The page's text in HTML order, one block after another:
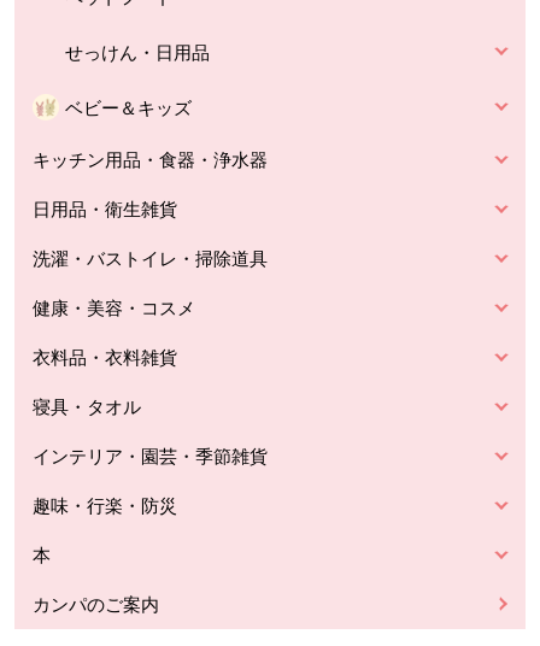
せっけん・日用品
ベビー＆キッズ
キッチン用品・食器・浄水器
日用品・衛生雑貨
洗濯・バストイレ・掃除道具
健康・美容・コスメ
衣料品・衣料雑貨
寝具・タオル
インテリア・園芸・季節雑貨
趣味・行楽・防災
本
カンパのご案内